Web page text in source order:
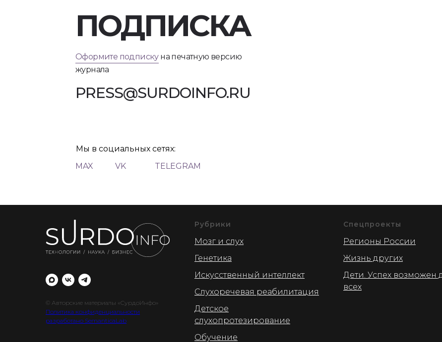
Оформите подпискуна печатную версию
журнала
ПОДПИСКА
PRESS@SURDOINFO.RU
TELEGRAM
VK
MAX
Мы в социальных сетях:
© Авторские материалы «СурдоИнфо»
Политика конфиденциальности
разработано SemanticaLab
Рубрики
Мозг и слух
Генетика
Искусственный интеллект
Слухоречевая реабилитация
Детское
слухопротезирование
Обучение
Спецпроекты
Регионы России
Жизнь других
Дети. Успех возможен
всех